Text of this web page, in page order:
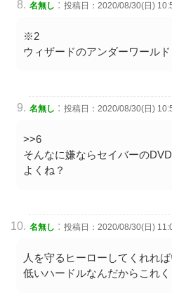
名無し : 投稿日：2020/08/30(日)
※2
ウィザードのアンダーワール
名無し : 投稿日：2020/08/30(日)
>>6
そんなに嫌ならセイバーの
よくね？
名無し : 投稿日：2020/08/30(日)
人を守るヒーローしてくれれ
低いハードルなんだからこれ